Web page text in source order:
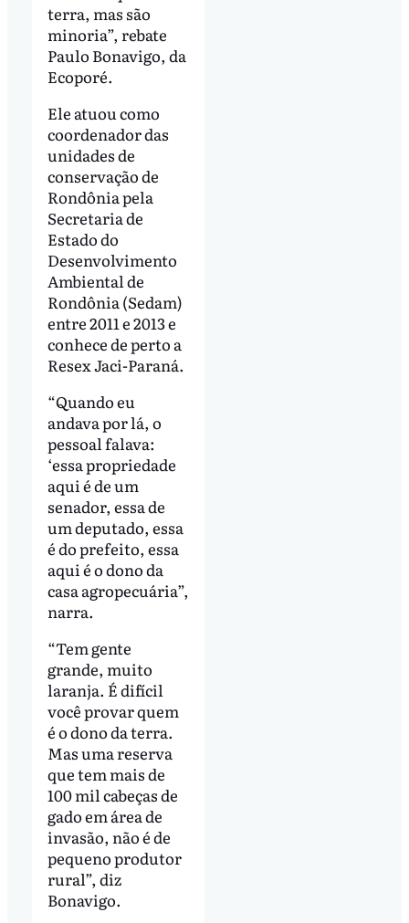
terra, mas são
minoria”, rebate
Paulo Bonavigo, da
Ecoporé.
Ele atuou como
coordenador das
unidades de
conservação de
Rondônia pela
Secretaria de
Estado do
Desenvolvimento
Ambiental de
Rondônia (Sedam)
entre 2011 e 2013 e
conhece de perto a
Resex Jaci-Paraná.
“Quando eu
andava por lá, o
pessoal falava:
‘essa propriedade
aqui é de um
senador, essa de
um deputado, essa
é do prefeito, essa
aqui é o dono da
casa agropecuária”,
narra.
“Tem gente
grande, muito
laranja. É difícil
você provar quem
é o dono da terra.
Mas uma reserva
que tem mais de
100 mil cabeças de
gado em área de
invasão, não é de
pequeno produtor
rural”, diz
Bonavigo.